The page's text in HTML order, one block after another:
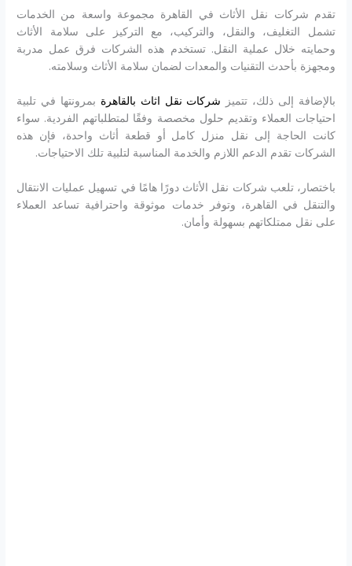
تقدم شركات نقل الأثاث في القاهرة مجموعة واسعة من الخدمات
تشمل التغليف، والنقل، والتركيب، مع التركيز على سلامة الأثاث
وحمايته خلال عملية النقل. تستخدم هذه الشركات فرق عمل مدربة
ومجهزة بأحدث التقنيات والمعدات لضمان سلامة الأثاث وسلامته.
بالإضافة إلى ذلك، تتميز شركات نقل اثاث بالقاهرة بمرونتها في تلبية
احتياجات العملاء وتقديم حلول مخصصة وفقًا لمتطلباتهم الفردية. سواء
كانت الحاجة إلى نقل منزل كامل أو قطعة أثاث واحدة، فإن هذه
الشركات تقدم الدعم اللازم والخدمة المناسبة لتلبية تلك الاحتياجات.
باختصار، تلعب شركات نقل الأثاث دورًا هامًا في تسهيل عمليات الانتقال
والتنقل في القاهرة، وتوفر خدمات موثوقة واحترافية تساعد العملاء
على نقل ممتلكاتهم بسهولة وأمان.